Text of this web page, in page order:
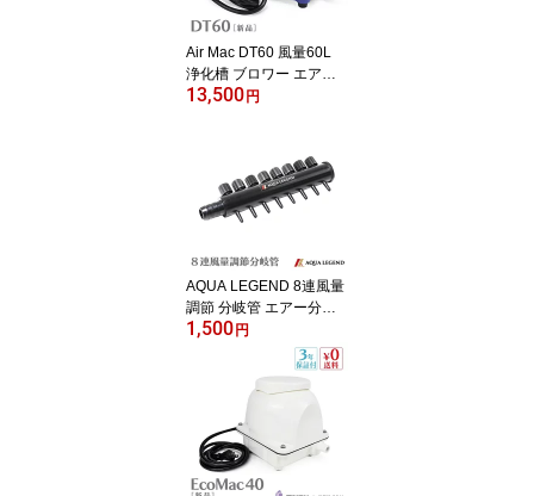
Air Mac DT60 風量60L
浄化槽 ブロワー エアー
ポンプ エアレーションブ
アリウム 【2年保証付】
13,500 円
AQUA LEGEND 8連風量
調節 分岐管 エアー分岐
酸素分岐 水槽用エアレー
ション エアーポンプ 浄
化槽ブロアー 浄化槽ポン
プ 浄化槽エアポンプ
1,500 円